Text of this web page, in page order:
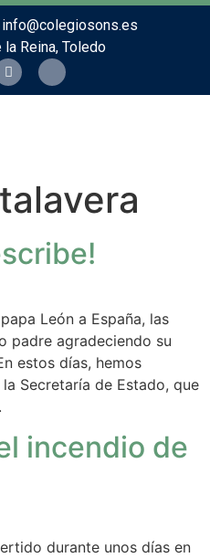
info@colegiosons.es
la Reina, Toledo
León a España, las
padre agradeciendo su
estos días, hemos
Secretaría de Estado, que
incendio de
durante unos días en